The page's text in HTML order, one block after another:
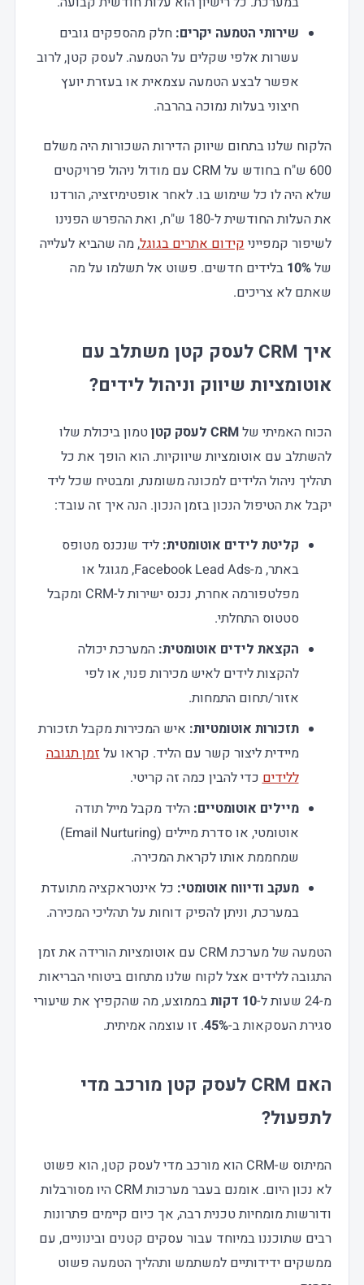
שירותי הטמעה יקרים: חלק מהספקים גובים
עשרות אלפי שקלים על הטמעה. לעסק קטן, לרוב
אפשר לבצע הטמעה עצמאית או בעזרת יועץ
חיצוני בעלות נמוכה בהרבה.
הלקוח שלנו בתחום שיווק הדירות השכורות היה משלם
600 ש"ח בחודש על CRM עם מודול ניהול פרויקטים
שלא היה לו כל שימוש בו. לאחר אופטימיזציה, הורדנו
את העלות החודשית ל-180 ש"ח, ואת ההפרש הפנינו
לשיפור קמפייני קידום אתרים בגוגל, מה שהביא לעלייה
של10% בלידים חדשים. פשוט אל תשלמו על מה
שאתם לא צריכים.
איך CRM לעסק קטן
משתלב עם
אוטומציות שיווק וניהול לידים?
הכוח האמיתי שלCRM לעסק קטן
טמון ביכולת שלו
להשתלב עם אוטומציות שיווקיות. הוא הופך את כל
תהליך ניהול הלידים למכונה משומנת, ומבטיח שכל ליד
יקבל את הטיפול הנכון בזמן הנכון. הנה איך זה עובד:
קליטת לידים אוטומטית: ליד שנכנס מטופס
באתר, מ-Facebook Lead Ads, מגוגל או
מפלטפורמה אחרת, נכנס ישירות ל-CRM ומקבל
סטטוס התחלתי.
הקצאת לידים אוטומטית: המערכת יכולה
להקצות לידים לאיש מכירות פנוי, או לפי
אזור/תחום התמחות.
תזכורות אוטומטיות: איש המכירות מקבל תזכורת
מיידית ליצור קשר עם הליד. קראו עלזמן תגובה
ללידיםכדי להבין כמה זה קריטי.
מיילים אוטומטיים: הליד מקבל מייל תודה
אוטומטי, או סדרת מיילים (Email Nurturing)
שמחממת אותו לקראת המכירה.
מעקב ודיווח אוטומטי: כל אינטראקציה מתועדת
במערכת, וניתן להפיק דוחות על תהליכי המכירה.
הטמעה של מערכת CRM עם אוטומציות הורידה את זמן
התגובה ללידים אצל לקוח שלנו מתחום ביטוחי הבריאות
מ-24 שעות ל-
10 דקות
בממוצע, מה שהקפיץ את שיעורי
סגירת העסקאות ב-45%. זו עוצמה אמיתית.
האם CRM לעסק קטן
מורכב מדי
לתפעול?
המיתוס ש-CRM הוא מורכב מדי לעסק קטן, הוא פשוט
לא נכון היום. אומנם בעבר מערכות CRM היו מסורבלות
ודורשות מומחיות טכנית רבה, אך כיום קיימים פתרונות
רבים שתוכננו במיוחד עבור עסקים קטנים ובינוניים, עם
ממשקים ידידותיים למשתמש ותהליך הטמעה פשוט